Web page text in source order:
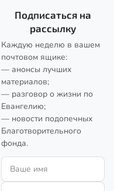
Подписаться на
рассылку
Каждую неделю в вашем
почтовом ящике:
— анонсы лучших
материалов;
— разговор о жизни по
Евангелию;
— новости подопечных
Благотворительного
фонда.